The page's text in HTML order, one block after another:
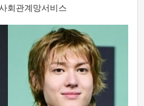
회관계망서비스